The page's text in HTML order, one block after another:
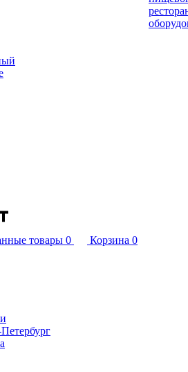
товары 0 Корзина 0